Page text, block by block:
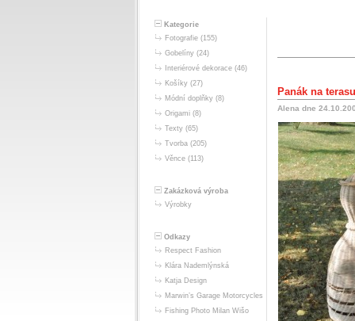
Kategorie
Fotografie (155)
Gobelíny (24)
Interiérové dekorace (46)
Košíky (27)
Módní doplňky (8)
Origami (8)
Texty (65)
Tvorba (205)
Věnce (113)
Zakázková výroba
Výrobky
Odkazy
Respect Fashion
Klára Nademlýnská
Katja Design
Marwin’s Garage Motorcycles
Fishing Photo Milan Wišo
Panák na terasu
Alena dne